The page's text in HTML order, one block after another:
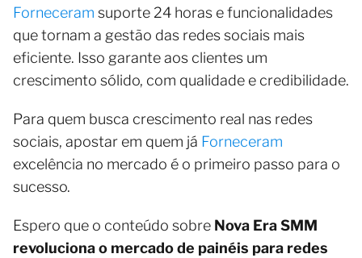
Forneceram suporte 24 horas e funcionalidades
que tornam a gestão das redes sociais mais
eficiente. Isso garante aos clientes um
crescimento sólido, com qualidade e credibilidade.
Para quem busca crescimento real nas redes
sociais, apostar em quem já Forneceram
excelência no mercado é o primeiro passo para o
sucesso.
Espero que o conteúdo sobre Nova Era SMM
revoluciona o mercado de painéis para redes